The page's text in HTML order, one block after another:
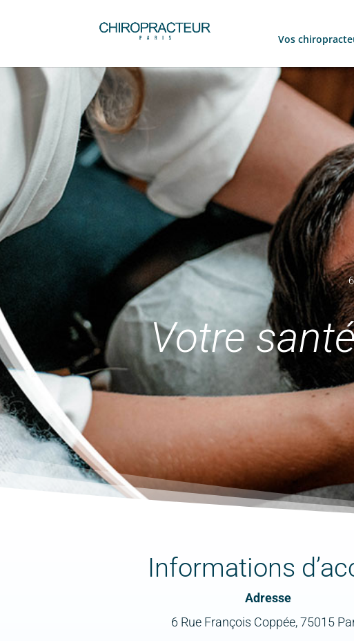
Vos
Votre
Informations
Adresse
6 Rue François Coppée, 75015